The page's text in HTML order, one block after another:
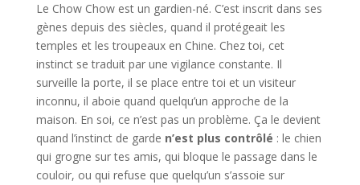
Le Chow Chow est un gardien-né. C’est inscrit dans ses
gènes depuis des siècles, quand il protégeait les
temples et les troupeaux en Chine. Chez toi, cet
instinct se traduit par une vigilance constante. Il
surveille la porte, il se place entre toi et un visiteur
inconnu, il aboie quand quelqu’un approche de la
maison. En soi, ce n’est pas un problème. Ça le devient
quand l’instinct de garde n’est plus contrôlé : le chien
qui grogne sur tes amis, qui bloque le passage dans le
couloir, ou qui refuse que quelqu’un s’assoie sur